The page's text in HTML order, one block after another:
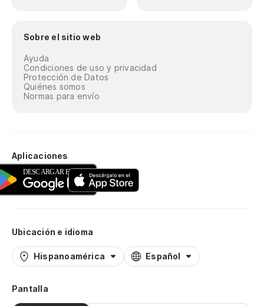
Sobre el sitio web
Ayuda
Condiciones de uso y privacidad
Protección de Datos
Quiénes somos
Normas para envío
Aplicaciones
Ubicación e idioma
Hispanoamérica Español
Pantalla